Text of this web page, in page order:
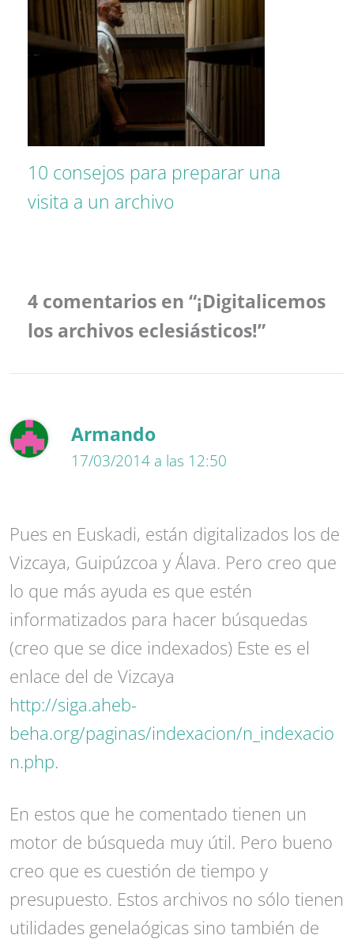
10 consejos para preparar una
visita a un archivo
4 comentarios en “¡Digitalicemos
los archivos eclesiásticos!”
Armando
17/03/2014 a las 12:50
Pues en Euskadi, están digitalizados los de
Vizcaya, Guipúzcoa y Álava. Pero creo que
lo que más ayuda es que estén
informatizados para hacer búsquedas
(creo que se dice indexados) Este es el
enlace del de Vizcaya
http://siga.aheb-
beha.org/paginas/indexacion/n_indexacio
n.php.
En estos que he comentado tienen un
motor de búsqueda muy útil. Pero bueno
creo que es cuestión de tiempo y
presupuesto. Estos archivos no sólo tienen
utilidades genelaógicas sino también de